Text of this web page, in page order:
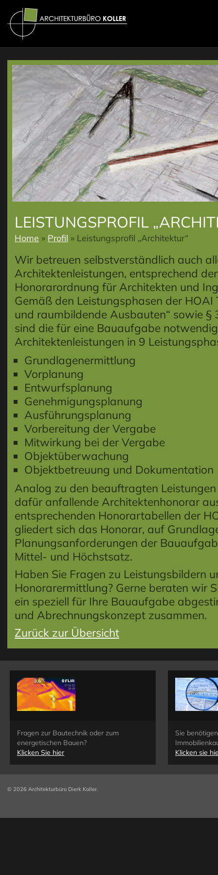
LEISTUNGSPROFIL
Home » Profil » Leistungsprofil „Architektur“
Wir betreuen selbstverständlich auch
Architektenleistungen, entsprechend
Honorarordnung für Architekten und
Gemäß den Leistungsphasen der HOAI
und raumbildende Ausbauten“ sowie §
sind die für eine Bauaufgabe
Architektenleistungen in 9
Grundlagenermittlung
Vorplanung
Entwurfsplanung
Genehmigungsplanung
Ausführungsplanung
Vorbereitung der Vergabe
Mitwirkung bei der Vergabe
Objektüberwachung
Objektbetreuung und Dokumentation
Analog zu den beauftragten
dafür anfallende Architektenhonorar
entsprechenden Honorartabellen der
gliedert sich das Honorar, auf
Planungsanforderungen der
Mittel- und Höchstsatz.
Haben Sie Fragen zu Leistungsbildern
Honorarermittlung? Gerne beraten wir
ein speziell für Ihre Bauaufgabe
und Abrechnungskonzept zusammen.
Zurück zur Übersicht
Fragen zur Bautechnik oder zum
energetischen Bauen?
Klicken Sie hier
Sie
Klicken sie
© 2026 Architekturbüro Dierk Koller.